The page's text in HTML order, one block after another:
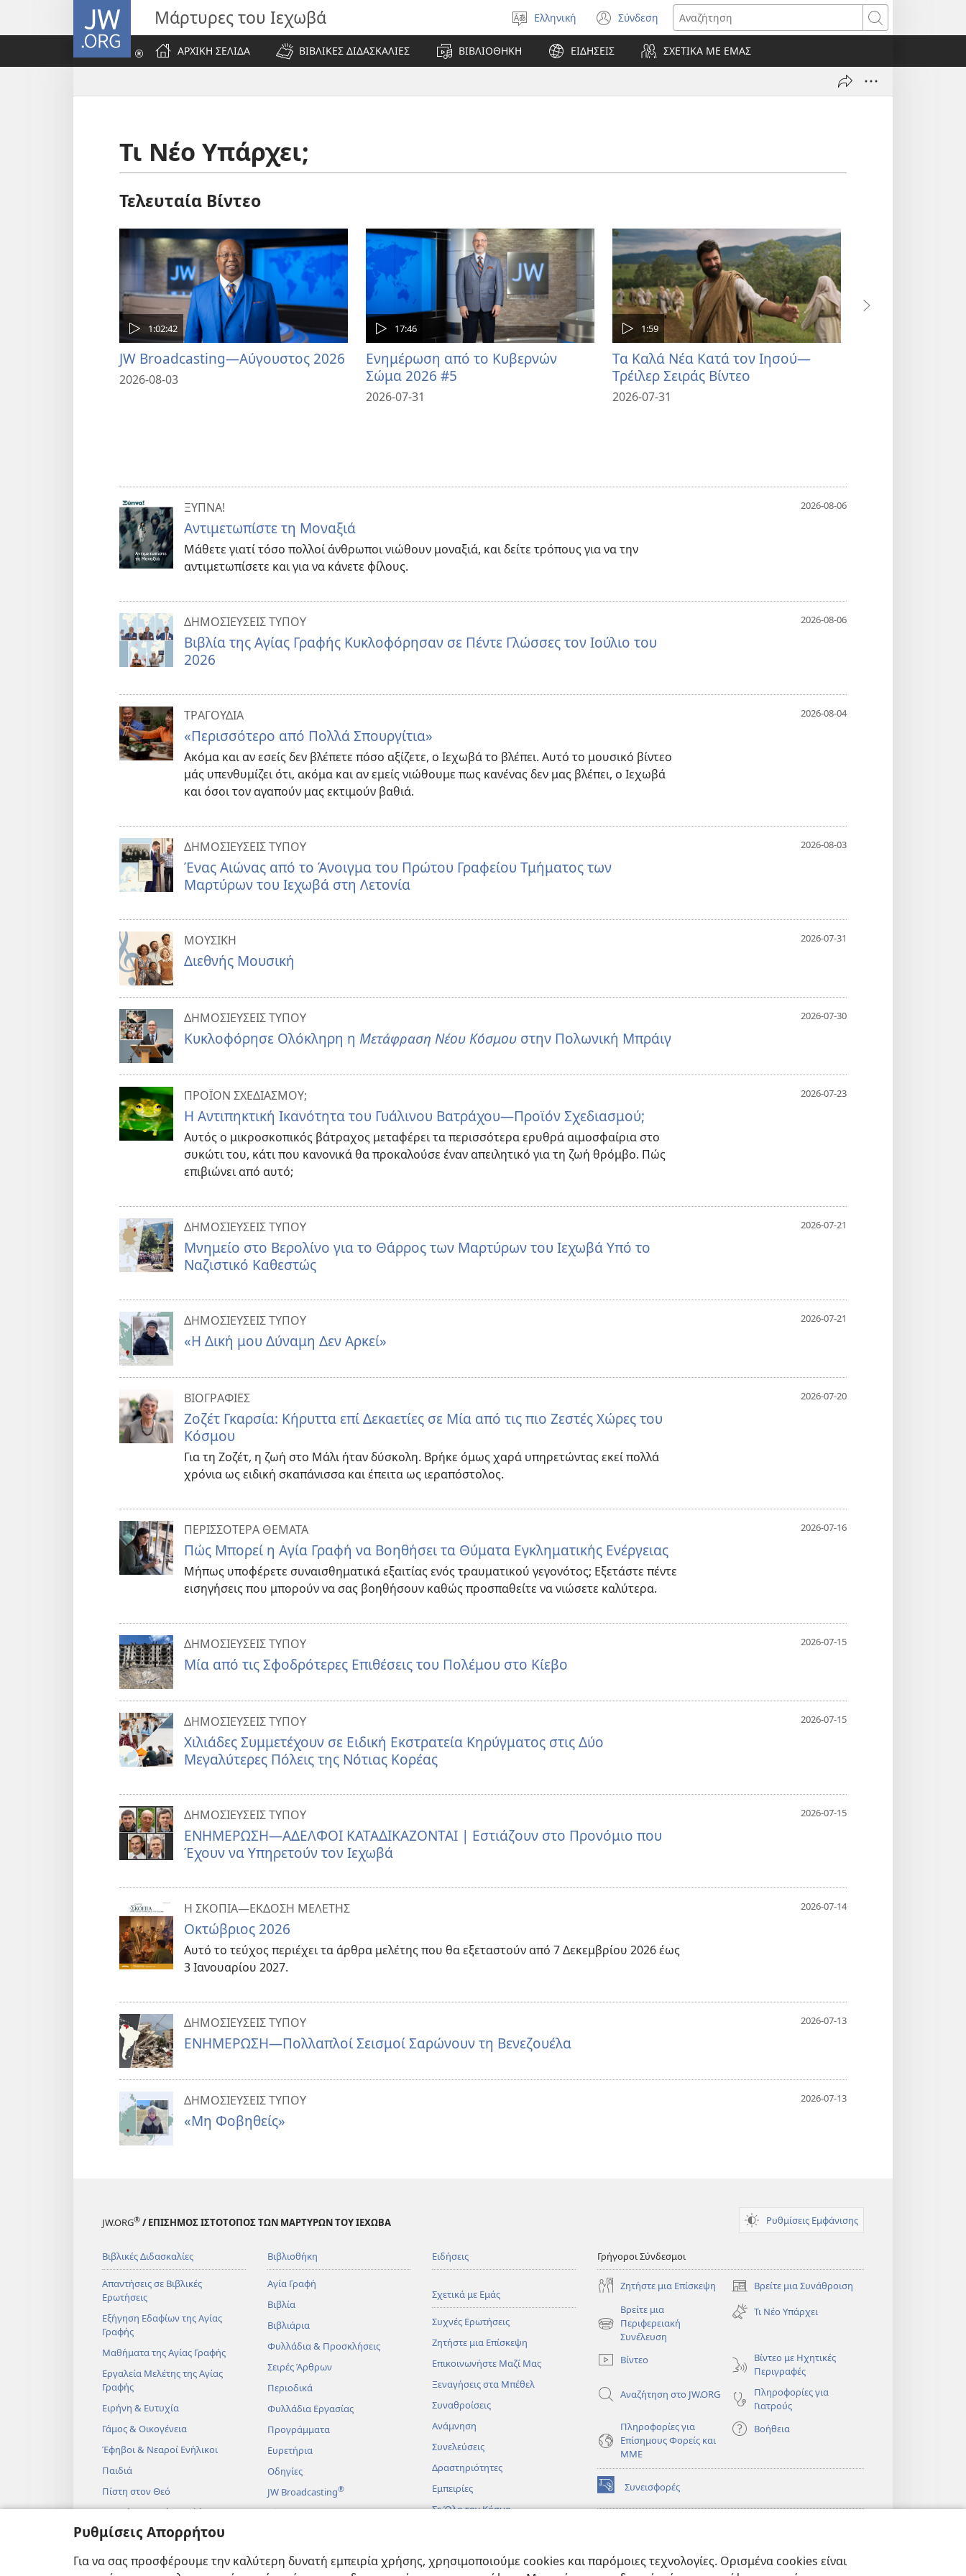
Ρυθμίσεις Απορρήτου
Για να σας προσφέρουμε την καλύτερη δυνατή εμπειρία χρήσης, χρησιμοποιούμε cookies και παρόμοιες τεχνολογίες. Ορισμένα cookies είναι
JW.ORG Μάρτυρες του Ιεχωβά
Επιλέξτε
γλώσσα
Ελληνική Σύνδεση
(ανοίγει
νέο
παράθυρο)
Αναζήτηση
ΑΡΧΙΚΗ ΣΕΛΙΔΑ
ΒΙΒΛΙΚΕΣ ΔΙΔΑΣΚΑΛΙΕΣ ΒΙΒΛΙΟΘΗΚΗ ΕΙΔΗΣΕΙΣ ΣΧΕΤΙΚΑ ΜΕ ΕΜΑΣ
Τι Νέο Υπάρχει;
Τελευταία Βίντεο
1:02:42
JW Broadcasting—Αύγουστος 2026
2026-08-03
17:46
Ενημέρωση από το Κυβερνών
Σώμα 2026 #5
2026-07-31
1:59
Τα Καλά Νέα Κατά τον Ιησού—
Τρέιλερ Σειράς Βίντεο
2026-07-31
2026-08-06
ΞΥΠΝΑ!
Αντιμετωπίστε τη Μοναξιά
Μάθετε γιατί τόσο πολλοί άνθρωποι νιώθουν μοναξιά, και δείτε τρόπους για να την
αντιμετωπίσετε και για να κάνετε φίλους.
2026-08-06
ΔΗΜΟΣΙΕΥΣΕΙΣ ΤΥΠΟΥ
Βιβλία της Αγίας Γραφής Κυκλοφόρησαν σε Πέντε Γλώσσες τον Ιούλιο του
2026
2026-08-04
ΤΡΑΓΟΥΔΙΑ
«Περισσότερο από Πολλά Σπουργίτια»
Ακόμα και αν εσείς δεν βλέπετε πόσο αξίζετε, ο Ιεχωβά το βλέπει. Αυτό το μουσικό βίντεο
μάς υπενθυμίζει ότι, ακόμα και αν εμείς νιώθουμε πως κανένας δεν μας βλέπει, ο Ιεχωβά
και όσοι τον αγαπούν μας εκτιμούν βαθιά.
2026-08-03
ΔΗΜΟΣΙΕΥΣΕΙΣ ΤΥΠΟΥ
Ένας Αιώνας από το Άνοιγμα του Πρώτου Γραφείου Τμήματος των
Μαρτύρων του Ιεχωβά στη Λετονία
2026-07-31
ΜΟΥΣΙΚΗ
Διεθνής Μουσική
2026-07-30
ΔΗΜΟΣΙΕΥΣΕΙΣ ΤΥΠΟΥ
Κυκλοφόρησε Ολόκληρη η Μετάφραση Νέου Κόσμου στην Πολωνική Μπράιγ
2026-07-23
ΠΡΟΪΟΝ ΣΧΕΔΙΑΣΜΟΥ;
Η Αντιπηκτική Ικανότητα του Γυάλινου Βατράχου​—Προϊόν Σχεδιασμού;
Αυτός ο μικροσκοπικός βάτραχος μεταφέρει τα περισσότερα ερυθρά αιμοσφαίρια στο
συκώτι του, κάτι που κανονικά θα προκαλούσε έναν απειλητικό για τη ζωή θρόμβο. Πώς
επιβιώνει από αυτό;
2026-07-21
ΔΗΜΟΣΙΕΥΣΕΙΣ ΤΥΠΟΥ
Μνημείο στο Βερολίνο για το Θάρρος των Μαρτύρων του Ιεχωβά Υπό το
Ναζιστικό Καθεστώς
2026-07-21
ΔΗΜΟΣΙΕΥΣΕΙΣ ΤΥΠΟΥ
«Η Δική μου Δύναμη Δεν Αρκεί»
2026-07-20
ΒΙΟΓΡΑΦΙΕΣ
Ζοζέτ Γκαρσία: Κήρυττα επί Δεκαετίες σε Μία από τις πιο Ζεστές Χώρες του
Κόσμου
Για τη Ζοζέτ, η ζωή στο Μάλι ήταν δύσκολη. Βρήκε όμως χαρά υπηρετώντας εκεί πολλά
χρόνια ως ειδική σκαπάνισσα και έπειτα ως ιεραπόστολος.
2026-07-16
ΠΕΡΙΣΣΟΤΕΡΑ ΘΕΜΑΤΑ
Πώς Μπορεί η Αγία Γραφή να Βοηθήσει τα Θύματα Εγκληματικής Ενέργειας
Μήπως υποφέρετε συναισθηματικά εξαιτίας ενός τραυματικού γεγονότος; Εξετάστε πέντε
εισηγήσεις που μπορούν να σας βοηθήσουν καθώς προσπαθείτε να νιώσετε καλύτερα.
2026-07-15
ΔΗΜΟΣΙΕΥΣΕΙΣ ΤΥΠΟΥ
Μία από τις Σφοδρότερες Επιθέσεις του Πολέμου στο Κίεβο
2026-07-15
ΔΗΜΟΣΙΕΥΣΕΙΣ ΤΥΠΟΥ
Χιλιάδες Συμμετέχουν σε Ειδική Εκστρατεία Κηρύγματος στις Δύο
Μεγαλύτερες Πόλεις της Νότιας Κορέας
2026-07-15
ΔΗΜΟΣΙΕΥΣΕΙΣ ΤΥΠΟΥ
ΕΝΗΜΕΡΩΣΗ—ΑΔΕΛΦΟΙ ΚΑΤΑΔΙΚΑΖΟΝΤΑΙ | Εστιάζουν στο Προνόμιο που
Έχουν να Υπηρετούν τον Ιεχωβά
2026-07-14
Η ΣΚΟΠΙΑ—ΕΚΔΟΣΗ ΜΕΛΕΤΗΣ
Οκτώβριος 2026
Αυτό το τεύχος περιέχει τα άρθρα μελέτης που θα εξεταστούν από 7 Δεκεμβρίου 2026 έως
3 Ιανουαρίου 2027.
2026-07-13
ΔΗΜΟΣΙΕΥΣΕΙΣ ΤΥΠΟΥ
ΕΝΗΜΕΡΩΣΗ—Πολλαπλοί Σεισμοί Σαρώνουν τη Βενεζουέλα
2026-07-13
ΔΗΜΟΣΙΕΥΣΕΙΣ ΤΥΠΟΥ
«Μη Φοβηθείς»
JW.ORG® / ΕΠΙΣΗΜΟΣ ΙΣΤΟΤΟΠΟΣ ΤΩΝ ΜΑΡΤΥΡΩΝ ΤΟΥ ΙΕΧΩΒΑ Ρυθμίσεις Εμφάνισης
Βιβλικές Διδασκαλίες
Απαντήσεις σε Βιβλικές
Ερωτήσεις
Εξήγηση Εδαφίων της Αγίας
Γραφής
Μαθήματα της Αγίας Γραφής
Εργαλεία Μελέτης της Αγίας
Γραφής
Ειρήνη & Ευτυχία
Γάμος & Οικογένεια
Έφηβοι & Νεαροί Ενήλικοι
Παιδιά
Πίστη στον Θεό
Επιστήμη & Αγία Γραφή
Ιστορία & Αγία Γραφή
Βιβλιοθήκη
Αγία Γραφή
Βιβλία
Βιβλιάρια
Φυλλάδια & Προσκλήσεις
Σειρές Άρθρων
Περιοδικά
Φυλλάδια Εργασίας
Προγράμματα
Ευρετήρια
Οδηγίες
JW Broadcasting®
Βίντεο
Ηχητικά Δράματα
Ειδήσεις
Σχετικά με Εμάς
Συχνές Ερωτήσεις
Ζητήστε μια Επίσκεψη
Επικοινωνήστε Μαζί Μας
Ξεναγήσεις στα Μπέθελ
Συναθροίσεις
Ανάμνηση
Συνελεύσεις
Δραστηριότητες
Εμπειρίες
Σε Όλο τον Κόσμο
Γρήγοροι Σύνδεσμοι
Ζητήστε μια Επίσκεψη Βρείτε μια Συνάθροιση
(ανοίγει
νέο
παράθυρο)
Βρείτε μια
Περιφερειακή
Συνέλευση
(ανοίγει
παράθυρο)
Τι Νέο Υπάρχει
Βίντεο
Βίντεο με Ηχητικές
Περιγραφές
Αναζήτηση στο JW.ORG
Πληροφορίες για
Γιατρούς
Πληροφορίες για
Επίσημους Φορείς και
ΜΜΕ
Βοήθεια
Συνεισφορές
(ανοίγει
νέο
νέο
παράθυρο)
παράθυρο)
® Βιβλιοθήκη της